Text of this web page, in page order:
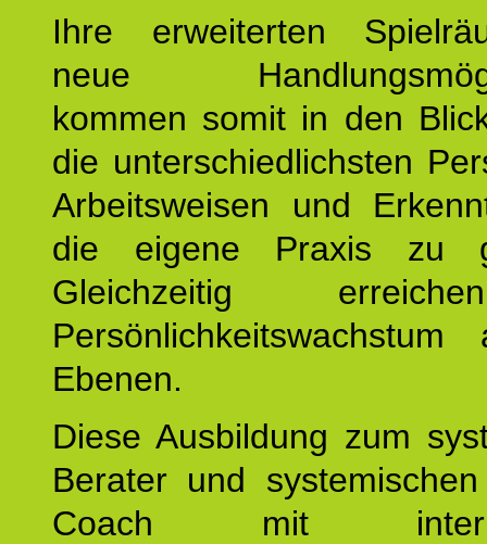
Ihre erweiterten
neue
kommen somit in den
die unterschiedlichsten
Arbeitsweisen und
die eigene Praxis zu
Gleichzeitig
Ebenen.
Diese Ausbildung zum
Berater und
Coach mit